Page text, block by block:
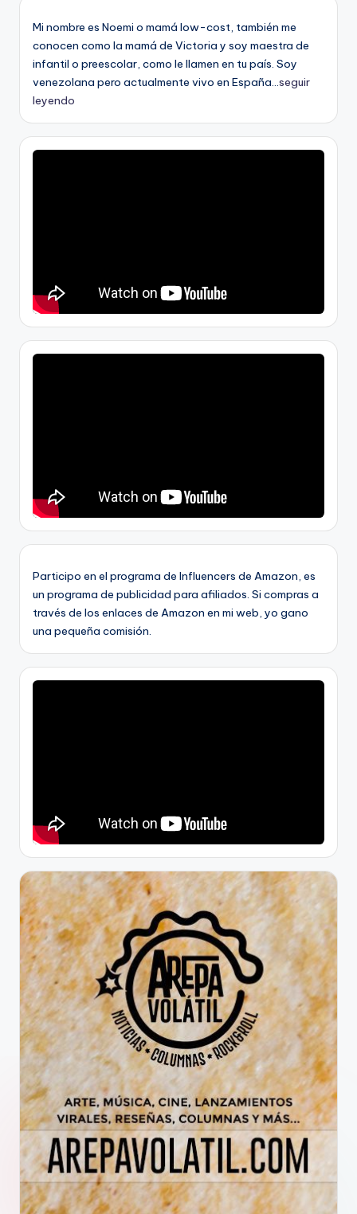
Mi nombre es Noemi o mamá low-cost, también me
conocen como la mamá de Victoria y soy maestra de
infantil o preescolar, como le llamen en tu país. Soy
venezolana pero actualmente vivo en España...seguir
leyendo
Participo en el programa de Influencers de Amazon, es
un programa de publicidad para afiliados. Si compras a
través de los enlaces de Amazon en mi web, yo gano
una pequeña comisión.